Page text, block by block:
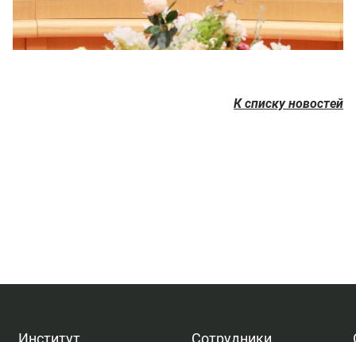
К списку новостей
Институт Сотрудники